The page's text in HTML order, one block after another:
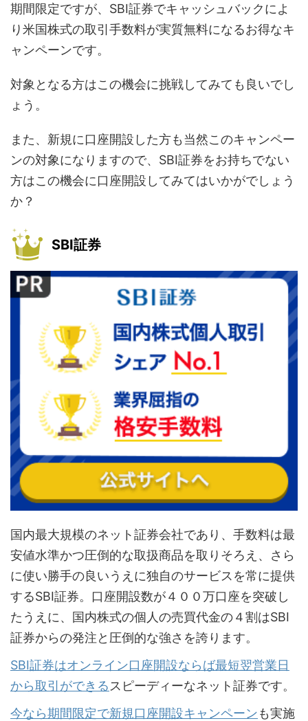
期間限定ですが、SBI証券でキャッシュバックによ
り米国株式の取引手数料が実質無料になるお得なキ
ャンペーンです。
対象となる方はこの機会に挑戦してみても良いでし
ょう。
また、新規に口座開設した方も当然このキャンペー
ンの対象になりますので、SBI証券をお持ちでない
方はこの機会に口座開設してみてはいかがでしょう
か？
SBI証券
国内最大規模のネット証券会社であり、手数料は最
安値水準かつ圧倒的な取扱商品を取りそろえ、さら
に使い勝手の良いうえに独自のサービスを常に提供
するSBI証券。口座開設数が４００万口座を突破し
たうえに、国内株式の個人の売買代金の４割はSBI
証券からの発注と圧倒的な強さを誇ります。
SBI証券はオンライン口座開設ならば最短翌営業日
から取引ができる スピーディーなネット証券です。
今なら期間限定で新規口座開設キャンペーンも実施